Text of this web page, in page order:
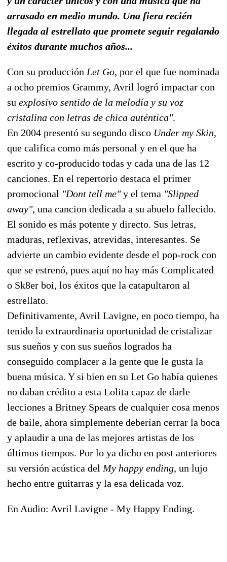
arrasado en medio mundo. Una fiera recién
llegada al estrellato que promete seguir regalando
éxitos durante muchos años...
Con su producción Let Go, por el que fue nominada
a ocho premios Grammy, Avril logró impactar con
su explosivo sentido de la melodía y su voz
cristalina con letras de chica auténtica".
En 2004 presentó su segundo disco Under my Skin,
que califica como más personal y en el que ha
escrito y co-producido todas y cada una de las 12
canciones. En el repertorio destaca el primer
promocional "Dont tell me"y el tema "Slipped
away", una cancion dedicada a su abuelo fallecido.
El sonido es más potente y directo. Sus letras,
maduras, reflexivas, atrevidas, interesantes. Se
advierte un cambio evidente desde el pop-rock con
que se estrenó, pues aquí no hay más Complicated
o Sk8er boi, los éxitos que la catapultaron al
estrellato.
Definitivamente, Avril Lavigne, en poco tiempo, ha
tenido la extraordinaria oportunidad de cristalizar
sus sueños y con sus sueños logrados ha
conseguido complacer a la gente que le gusta la
buena música. Y si bien en su Let Go había quienes
no daban crédito a esta Lolita capaz de darle
lecciones a Britney Spears de cualquier cosa menos
de baile, ahora simplemente deberían cerrar la boca
y aplaudir a una de las mejores artistas de los
últimos tiempos. Por lo ya dicho en post anteriores
su versión acústica del My happy ending, un lujo
hecho entre guitarras y la esa delicada voz.
En Audio: Avril Lavigne - My Happy Ending.